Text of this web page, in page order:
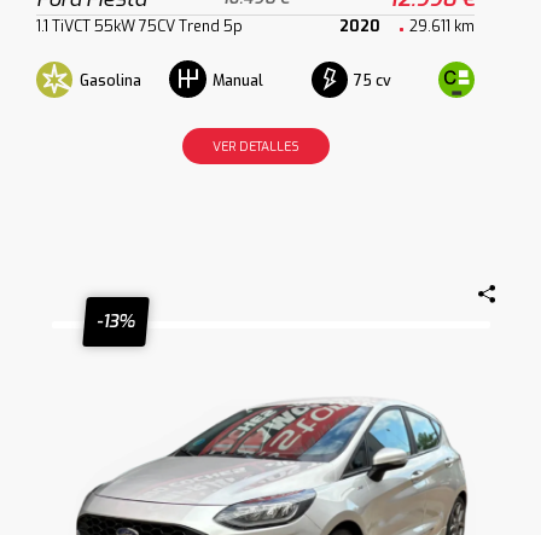
1.1 TiVCT 55kW 75CV Trend 5p 2020 29.611 km
Gasolina Manual 75 cv
VER DETALLES
-13%